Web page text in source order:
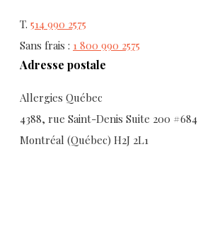
T. 514 990 2575
Sans frais : 1 800 990 2575
Adresse postale
Allergies Québec
4388, rue Saint-Denis Suite 200 #684
Montréal (Québec) H2J 2L1